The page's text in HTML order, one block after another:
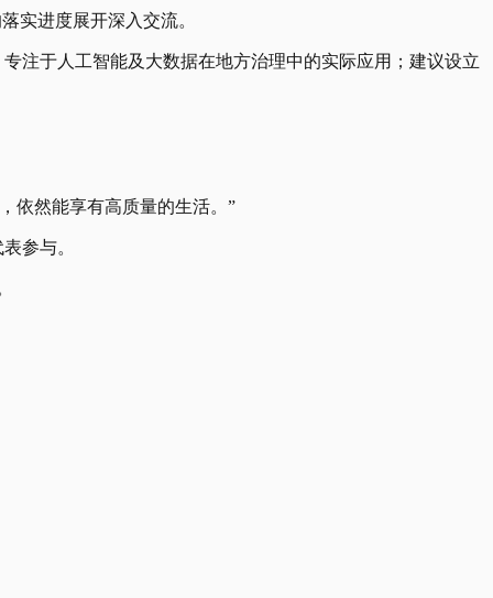
实进度展开深入交流。
注于人工智能及大数据在地方治理中的实际应用；建议设立
依然能享有高质量的生活。”
参与。